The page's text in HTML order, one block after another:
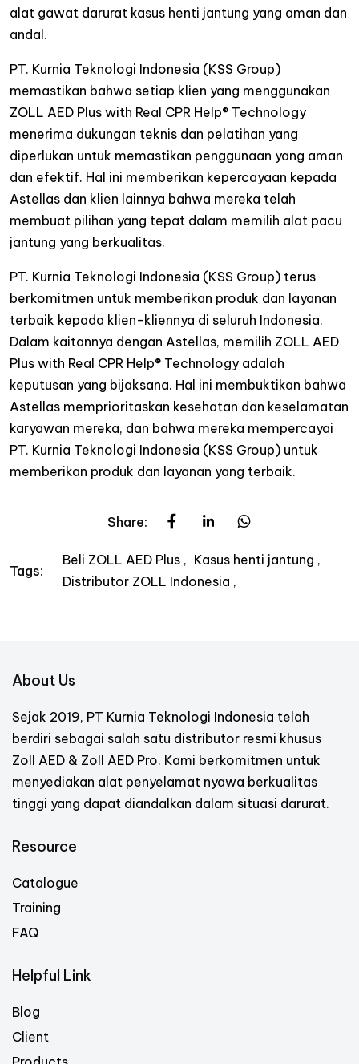
alat gawat darurat kasus henti jantung yang aman dan
andal.
PT. Kurnia Teknologi Indonesia (KSS Group)
memastikan bahwa setiap klien yang menggunakan
ZOLL AED Plus with Real CPR Help® Technology
menerima dukungan teknis dan pelatihan yang
diperlukan untuk memastikan penggunaan yang aman
dan efektif. Hal ini memberikan kepercayaan kepada
Astellas dan klien lainnya bahwa mereka telah
membuat pilihan yang tepat dalam memilih alat pacu
jantung yang berkualitas.
PT. Kurnia Teknologi Indonesia (KSS Group) terus
berkomitmen untuk memberikan produk dan layanan
terbaik kepada klien-kliennya di seluruh Indonesia.
Dalam kaitannya dengan Astellas, memilih ZOLL AED
Plus with Real CPR Help® Technology adalah
keputusan yang bijaksana. Hal ini membuktikan bahwa
Astellas memprioritaskan kesehatan dan keselamatan
karyawan mereka, dan bahwa mereka mempercayai
PT. Kurnia Teknologi Indonesia (KSS Group) untuk
memberikan produk dan layanan yang terbaik.
Share:
Tags:
Beli ZOLL AED Plus
Kasus henti jantung
Distributor ZOLL Indonesia
About Us
Sejak 2019, PT Kurnia Teknologi Indonesia telah
berdiri sebagai salah satu distributor resmi khusus
Zoll AED & Zoll AED Pro. Kami berkomitmen untuk
menyediakan alat penyelamat nyawa berkualitas
tinggi yang dapat diandalkan dalam situasi darurat.
Resource
Catalogue
Training
FAQ
Helpful Link
Blog
Client